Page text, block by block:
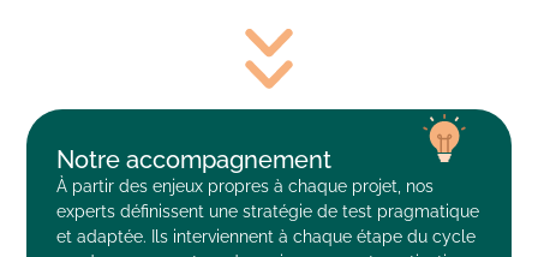
Notre accompagnement
À partir des enjeux propres à chaque projet, nos
experts définissent une stratégie de test pragmatique
et adaptée. Ils interviennent à chaque étape du cycle